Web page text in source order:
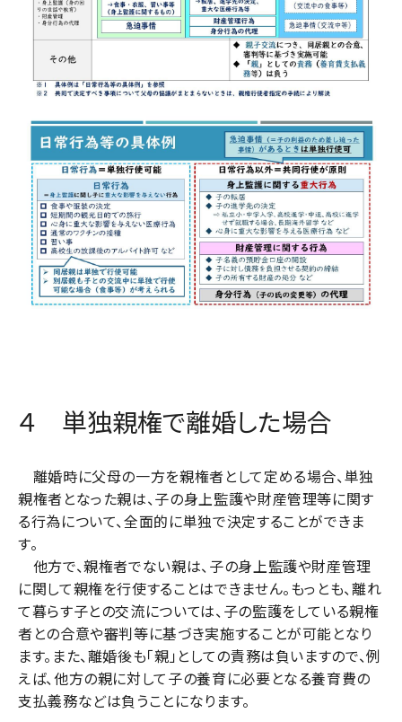
４ 単独親権で離婚した場合
離婚時に父母の一方を親権者として定める場合、単独
親権者となった親は、子の身上監護や財産管理等に関す
る行為について、全面的に単独で決定することができま
す。
他方で、親権者でない親は、子の身上監護や財産管理
に関して親権を行使することはできません。もっとも、離れ
て暮らす子との交流については、子の監護をしている親権
者との合意や審判等に基づき実施することが可能となり
ます。また、離婚後も「親」としての責務は負いますので、例
えば、他方の親に対して子の養育に必要となる養育費の
支払義務などは負うことになります。